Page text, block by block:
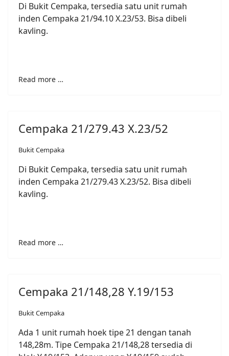
Di Bukit Cempaka, tersedia satu unit rumah
inden Cempaka 21/94.10 X.23/53. Bisa dibeli
kavling.
Read more …
Cempaka 21/279.43 X.23/52
Bukit Cempaka
Di Bukit Cempaka, tersedia satu unit rumah
inden Cempaka 21/279.43 X.23/52. Bisa dibeli
kavling.
Read more …
Cempaka 21/148,28 Y.19/153
Bukit Cempaka
Ada 1 unit rumah hoek tipe 21 dengan tanah
148,28m. Tipe Cempaka 21/148,28 tersedia di